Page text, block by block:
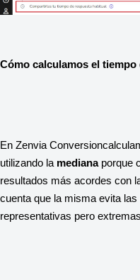
Cómo calculamos el
En Zenvia
utilizando la mediana porque
resultados más acordes con
cuenta que la misma evita
representativas pero